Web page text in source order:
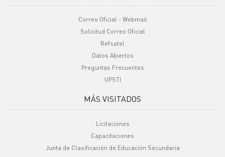
Correo Oficial - Webmail
Solicitud Correo Oficial
Refsatel
Datos Abiertos
Preguntas Frecuentes
UPSTI
MÁS VISITADOS
Licitaciones
Capacitaciones
Junta de Clasificación de Educación Secundaria